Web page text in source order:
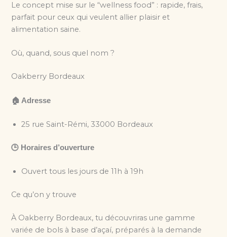
Le concept mise sur le “wellness food” : rapide, frais,
parfait pour ceux qui veulent allier plaisir et
alimentation saine.
Où, quand, sous quel nom ?
Oakberry Bordeaux
🏠 Adresse
25 rue Saint-Rémi, 33000 Bordeaux
🕒 Horaires d’ouverture
Ouvert tous les jours de 11h à 19h
Ce qu’on y trouve
À Oakberry Bordeaux, tu découvriras une gamme
variée de bols à base d’açaí, préparés à la demande